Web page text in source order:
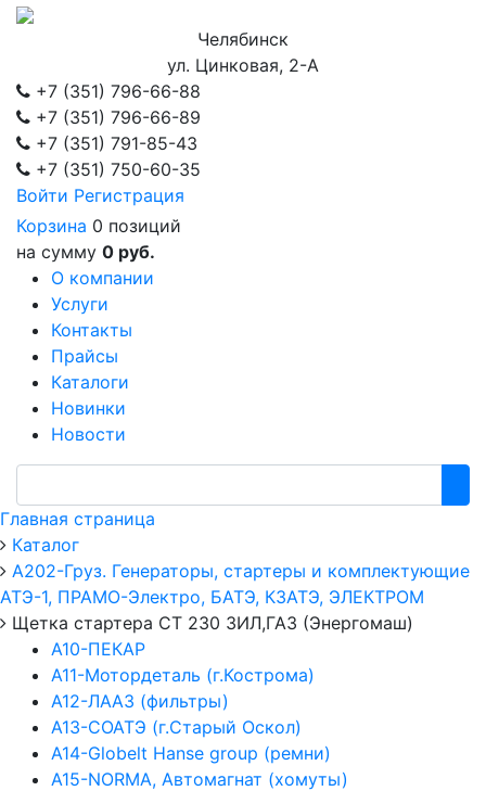
Челябинск
ул. Цинковая, 2-А
+7 (351) 796-66-88
+7 (351) 796-66-89
+7 (351) 791-85-43
+7 (351) 750-60-35
Войти Регистрация
Корзина 0 позиций
на сумму 0 руб.
О компании
Услуги
Контакты
Прайсы
Каталоги
Новинки
Новости
Главная страница
Каталог
А202-Груз. Генераторы, стартеры и комплектующие
АТЭ-1, ПРАМО-Электро, БАТЭ, КЗАТЭ, ЭЛЕКТРОМ
Щетка стартера СТ 230 ЗИЛ,ГАЗ (Энергомаш)
А10-ПЕКАР
А11-Мотордеталь (г.Кострома)
А12-ЛААЗ (фильтры)
А13-СОАТЭ (г.Старый Оскол)
А14-Globelt Hanse group (ремни)
А15-NORMA, Автомагнат (хомуты)